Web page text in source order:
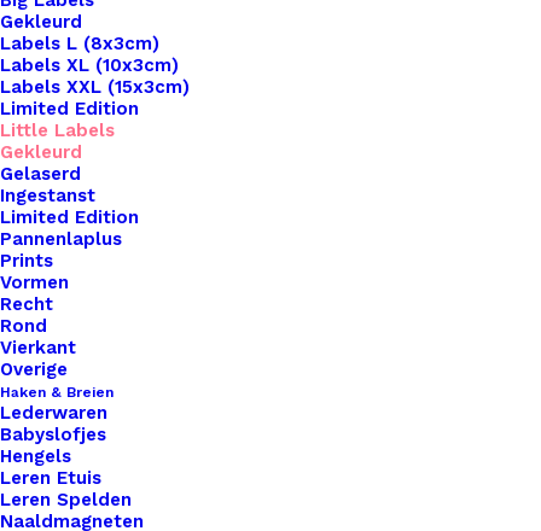
Gekleurd
Labels L (8x3cm)
Labels XL (10x3cm)
Labels XXL (15x3cm)
Limited Edition
Little Labels
Gekleurd
Gelaserd
Ingestanst
Limited Edition
Pannenlaplus
Prints
Vormen
Recht
Rond
Vierkant
Overige
Haken & Breien
Lederwaren
Babyslofjes
Hengels
Leren Etuis
Leren Spelden
Naaldmagneten
Home Leren Labels
Little Label Donker
Oranje
€
Op zoek naar een manier om je handgemaakte
haak- en breiwerken naar een hoger niveau te
tillen? Onze leren Little Labels zijn de perfecte
keuze om jouw creaties te voorzien van een
onderscheidend en professioneel tintje. Wat onze
Little Labels echt bijzonder maakt, is hun formaat
en opvallende aanwezigheid. Deze smalle labels